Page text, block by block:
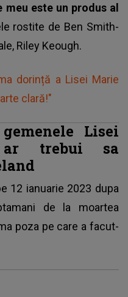
este un produs al
rostite de Ben Smith-
Riley Keough.
dorință a Lisei Marie
clară!"
Lisei
ar trebui sa
12 ianuarie 2023 dupa
de la moartea
poza pe care a facut-